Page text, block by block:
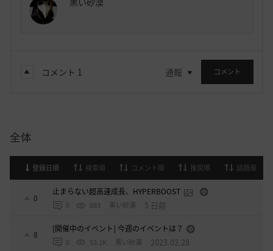
コメント 1 通報 コメント
全体
登録日順 検索順 コメント順 推奨順 話題順
0
止まらない超高速成長、HYPERBOOST
0 883 黒い砂漠 5 日前
8
[開催中のイベント] 今週のイベントは？
0 53.1K 黒い砂漠 2023.02.28